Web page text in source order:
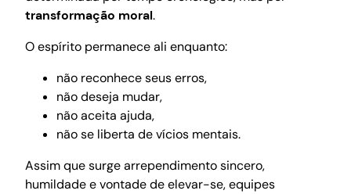
transformação moral.
O espírito permanece ali enquanto:
não reconhece seus erros,
não deseja mudar,
não aceita ajuda,
não se liberta de vícios mentais.
Assim que surge arrependimento sincero,
humildade e vontade de elevar-se, equipes